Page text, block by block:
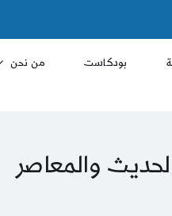
بودكاست من نحن
والمعاصر